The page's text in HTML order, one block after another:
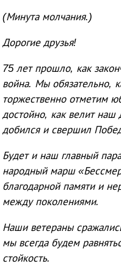
(Минута молчания.)
Дорогие друзья!
75 лет прошло, как
война. Мы обязательно,
торжественно отметим
достойно, как велит наш
добился и свершил
Будет и наш главный
народный марш
благодарной памяти и
между поколениями.
Наши ветераны
мы всегда будем
стойкость.